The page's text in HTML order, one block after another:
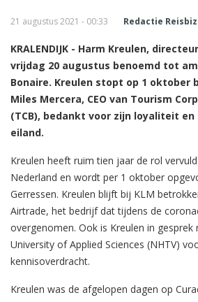
21 augustus 2021 - 00:33 Redactie
KRALENDIJK - Harm Kreulen,
vrijdag 20 augustus benoemd tot
Bonaire. Kreulen stopt op 1 oktober
Miles Mercera, CEO van Tourism
(TCB), bedankt voor zijn loyaliteit
eiland.
Kreulen heeft ruim tien jaar de rol
Nederland en wordt per 1 oktober
Gerressen. Kreulen blijft bij KLM
Airtrade, het bedrijf dat tijdens de
overgenomen. Ook is Kreulen in gesprek
University of Applied Sciences (NHTV)
kennisoverdracht.
Kreulen was de afgelopen dagen op